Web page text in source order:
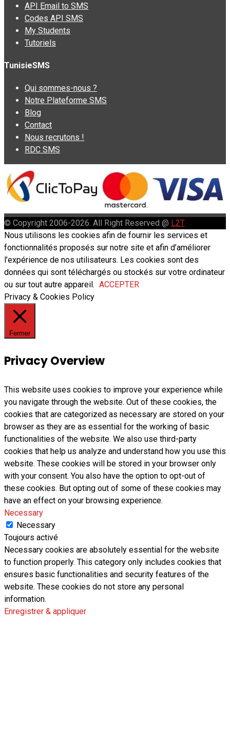
API Email to SMS
Codes API SMS
My Students
Tutoriels
TunisieSMS
Qui sommes-nous ?
Notre Plateforme SMS
Blog
Contact
Nous recrutons !
RDC SMS
© Copyright 2006-2026. All Right Reserved @ L2T
Nous utilisons les cookies afin de fournir les services et
fonctionnalités proposés sur notre site et afin d’améliorer
l’expérience de nos utilisateurs. Les cookies sont des
données qui sont téléchargés ou stockés sur votre ordinateur
ou sur tout autre appareil. ACCEPTER
Privacy & Cookies Policy
Fermer
Privacy Overview
This website uses cookies to improve your experience while
you navigate through the website. Out of these cookies, the
cookies that are categorized as necessary are stored on your
browser as they are as essential for the working of basic
functionalities of the website. We also use third-party
cookies that help us analyze and understand how you use this
website. These cookies will be stored in your browser only
with your consent. You also have the option to opt-out of
these cookies. But opting out of some of these cookies may
have an effect on your browsing experience.
Necessary
Necessary
Toujours activé
Necessary cookies are absolutely essential for the website
to function properly. This category only includes cookies that
ensures basic functionalities and security features of the
website. These cookies do not store any personal
information.
Enregistrer & appliquer